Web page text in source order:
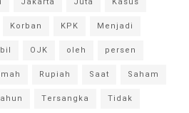
Korban KPK
Menjadi
OJK oleh
persen
Rupiah Saat
Saham
Tersangka
Tidak